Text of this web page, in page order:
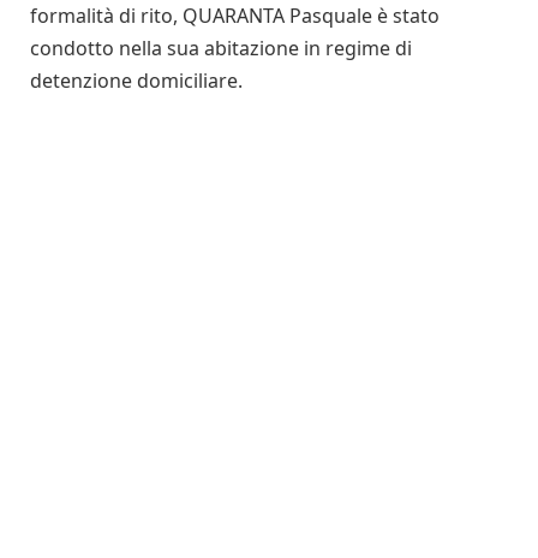
formalità di rito, QUARANTA Pasquale è stato
condotto nella sua abitazione in regime di
detenzione domiciliare.